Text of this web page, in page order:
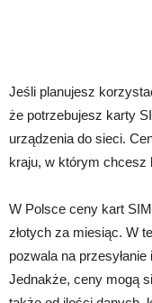
Jeśli planujesz
że potrzebujesz karty
urządzenia do sieci.
kraju, w którym chcesz
W Polsce ceny kart
złotych za miesiąc. W
pozwala na
Jednakże, ceny mogą